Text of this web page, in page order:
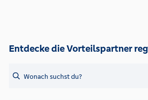
Entdecke die Vorteilspartner